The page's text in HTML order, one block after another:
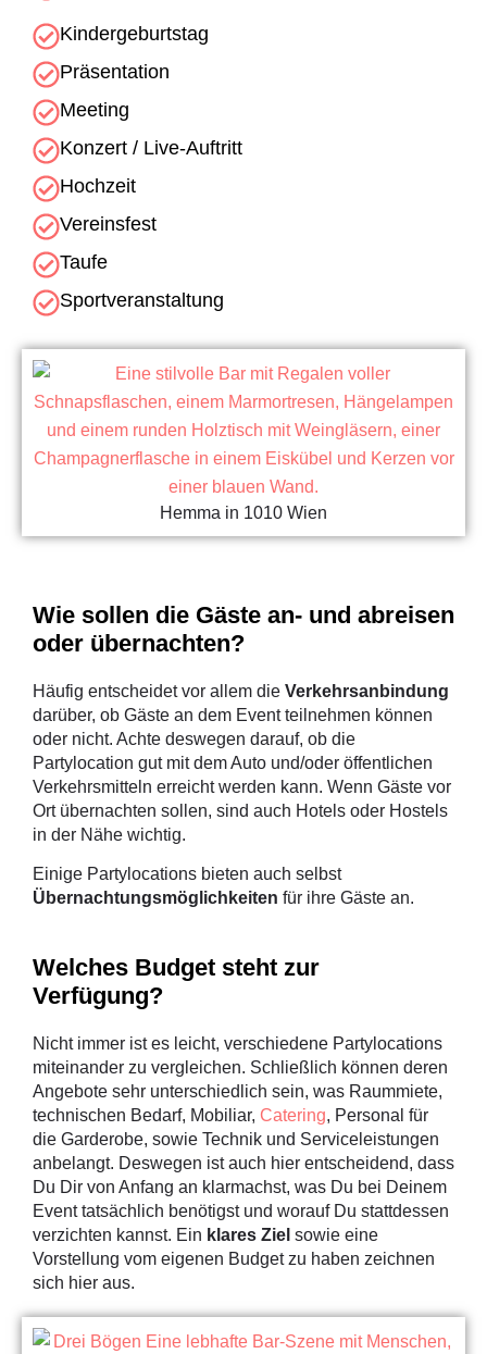
Kindergeburtstag
Präsentation
Meeting
Konzert / Live-Auftritt
Hochzeit
Vereinsfest
Taufe
Sportveranstaltung
Hemma in 1010 Wien
Wie sollen die Gäste an- und abreisen
oder übernachten?
Häufig entscheidet vor allem die Verkehrsanbindung
darüber, ob Gäste an dem Event teilnehmen können
oder nicht. Achte deswegen darauf, ob die
Partylocation gut mit dem Auto und/oder öffentlichen
Verkehrsmitteln erreicht werden kann. Wenn Gäste vor
Ort übernachten sollen, sind auch Hotels oder Hostels
in der Nähe wichtig.
Einige Partylocations bieten auch selbst
Übernachtungsmöglichkeiten für ihre Gäste an.
Welches Budget steht zur
Verfügung?
Nicht immer ist es leicht, verschiedene Partylocations
miteinander zu vergleichen. Schließlich können deren
Angebote sehr unterschiedlich sein, was Raummiete,
technischen Bedarf, Mobiliar, Catering, Personal für
die Garderobe, sowie Technik und Serviceleistungen
anbelangt. Deswegen ist auch hier entscheidend, dass
Du Dir von Anfang an klarmachst, was Du bei Deinem
Event tatsächlich benötigst und worauf Du stattdessen
verzichten kannst. Ein klares Ziel sowie eine
Vorstellung vom eigenen Budget zu haben zeichnen
sich hier aus.